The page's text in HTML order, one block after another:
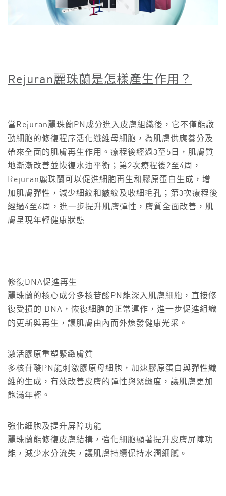
Rejuran麗珠蘭是怎樣產生作用？
當Rejuran麗珠蘭PN成分進入皮膚組織後，它不僅能啟
動細胞的修復程序活化纖維母細胞，為肌膚供應養分及
帶來全面的肌膚再生作用。療程後經過3至5日，肌膚質
地漸漸改善並恢復水油平衡；第2次療程後2至4周，
Rejuran麗珠蘭可以促進細胞再生和膠原蛋白生成，增
加肌膚彈性，減少細紋和皺紋及收細毛孔；第3次療程後
經過4至6周，進一步提升肌膚彈性，膚質全面改善，肌
膚呈現年輕健康狀態
修復DNA促進再生
麗珠蘭的核心成分多核苷酸PN能深入肌膚細胞，直接修
復受損的 DNA，恢復細胞的正常運作，進一步促進組織
的更新與再生，讓肌膚由內而外煥發健康光采。
激活膠原重塑緊緻膚質
多核苷酸PN能刺激膠原母細胞，加速膠原蛋白與彈性纖
維的生成，有效改善皮膚的彈性與緊緻度，讓肌膚更加
飽滿年輕。
強化細胞及提升屏障功能
麗珠蘭能修復皮膚結構，強化細胞顯著提升皮膚屏障功
能，減少水分流失，讓肌膚持續保持水潤細膩。